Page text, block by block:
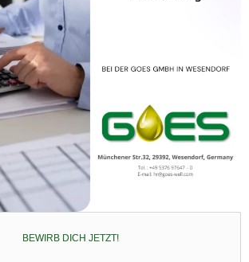
BEWIRB DICH JETZT!